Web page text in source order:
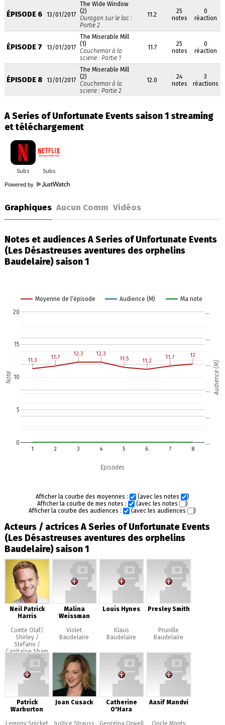
ÉPISODE 6 13/01/2017
The Wide Window
(2)
Ouragan sur le lac :
Partie 2
11.2
25
notes
0
réaction
ÉPISODE 7 13/01/2017
The Miserable Mill
(1)
Cauchemar à la
scierie : Partie 1
11.7
25
notes
0
réaction
ÉPISODE 8 13/01/2017
The Miserable Mill
(2)
Cauchemar à la
scierie : Partie 2
12.0
24
notes
3
réactions
A Series of Unfortunate Events saison 1 streaming
et téléchargement
Powered by
Graphiques Aucun Comm Vidéos
Notes et audiences A Series of Unfortunate Events
(Les Désastreuses aventures des orphelins
Baudelaire) saison 1
Moyenne de l'épisode Audience (M) Ma note
1 2 3 4 5 6 7 8
0
5
10
15
20
…
…
…
…
…
…
11.3
11.3 11.7
11.7
12.3
12.3 12.3
12.3
11.5
11.5 11.2
11.2 11.7
11.7 12
12
Episodes
Note Audience (M)
Afficher la courbe des moyennes : (avec les notes
)
Afficher la courbe de mes notes :
(avec les notes
)
Afficher la courbe des audiences :
(avec les audiences )
Acteurs / actrices A Series of Unfortunate Events
(Les Désastreuses aventures des orphelins
Baudelaire) saison 1
Neil Patrick
Harris
Comte Olaf/
Shirley /
Stefano /
Capitaine Sham
Malina
Weissman
Violet
Baudelaire
Louis Hynes
Klaus
Baudelaire
Presley Smith
Prunille
Baudelaire
Patrick
Warburton
Lemony Snicket
Joan Cusack
Justice Strauss
Catherine
O'Hara
Georgina Orwell
Aasif Mandvi
Oncle Monty